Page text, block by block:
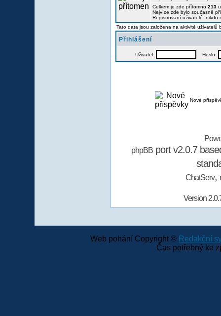
Celkem je zde přítomno 213
Nejvíce zde bylo současně
Registrovaní uživatelé: nikdo
Tato data jsou založena na aktivitě uživatelů
Přihlášení
Uživatel: Heslo:
Nové
phpBBport v2.0.7
ChatServ,
Version
Web pohání Copyright © Redakční
Čas potřebný ke